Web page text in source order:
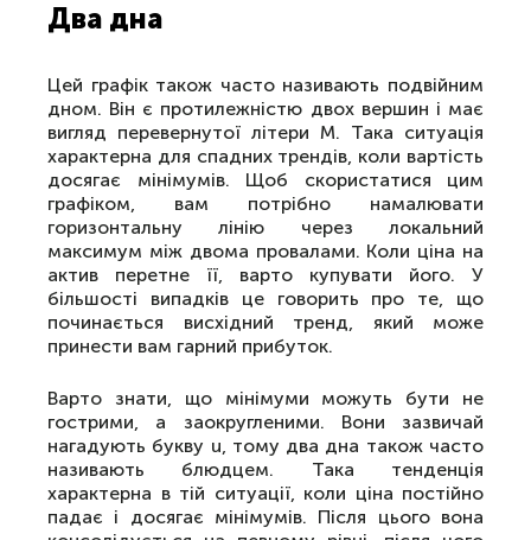
Два дна
Цей графік також часто називають подвійним
дном. Він є протилежністю двох вершин і має
вигляд перевернутої літери М. Така ситуація
характерна для спадних трендів, коли вартість
досягає мінімумів. Щоб скористатися цим
графіком, вам потрібно намалювати
горизонтальну лінію через локальний
максимум між двома провалами. Коли ціна на
актив перетне її, варто купувати його. У
більшості випадків це говорить про те, що
починається висхідний тренд, який може
принести вам гарний прибуток.
Варто знати, що мінімуми можуть бути не
гострими, а заокругленими. Вони зазвичай
нагадують букву u, тому два дна також часто
називають блюдцем. Така тенденція
характерна в тій ситуації, коли ціна постійно
падає і досягає мінімумів. Після цього вона